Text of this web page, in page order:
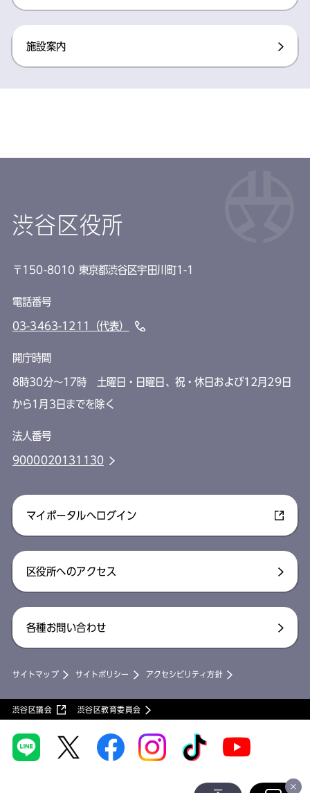
施設案内​
渋谷区役所
〒150-8010 東京都渋谷区宇田川町1-1
電話番号
03-3463-1211（代表）
開庁時間
8時30分～17時 土曜日・日曜日、祝・休日および12月29日
から1月3日までを除く
法人番号
9000020131130
マイポータルへログイン
区役所へのアクセス
各種お問い合わせ
サイトマップ サイトポリシー アクセシビリティ方針
渋谷区議会 渋谷区教育委員会